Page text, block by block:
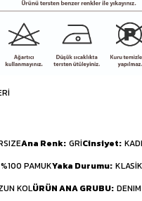
Ana Renk GRİCinsiyet
%100 PAMUKYaka Durumu
KOLÜRÜN ANA GRUBU DENIM